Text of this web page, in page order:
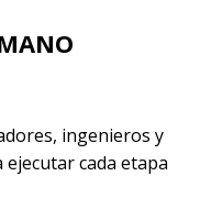
ingenieros y
cada etapa